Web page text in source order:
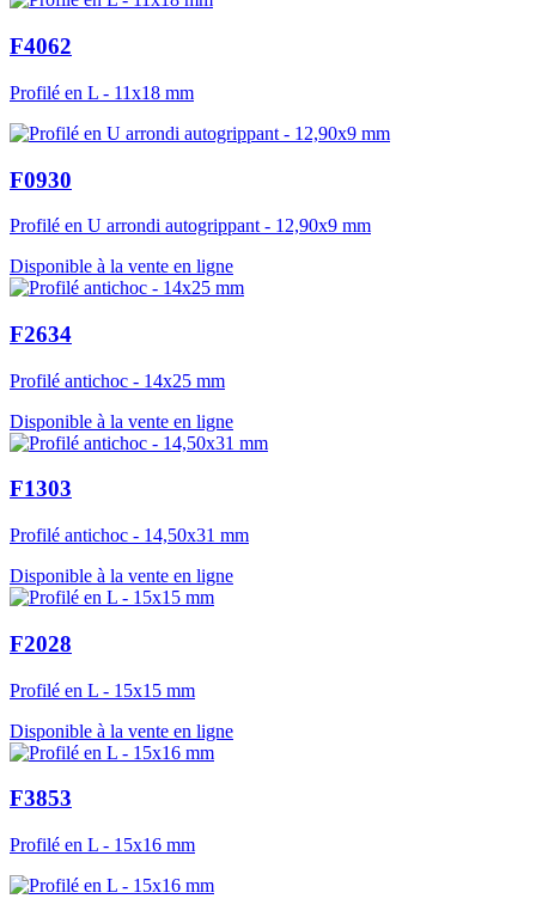
F4062
Profilé en L - 11x18 mm
F0930
Profilé en U arrondi autogrippant - 12,90x9 mm
Disponible à la vente en ligne
F2634
Profilé antichoc - 14x25 mm
Disponible à la vente en ligne
F1303
Profilé antichoc - 14,50x31 mm
Disponible à la vente en ligne
F2028
Profilé en L - 15x15 mm
Disponible à la vente en ligne
F3853
Profilé en L - 15x16 mm